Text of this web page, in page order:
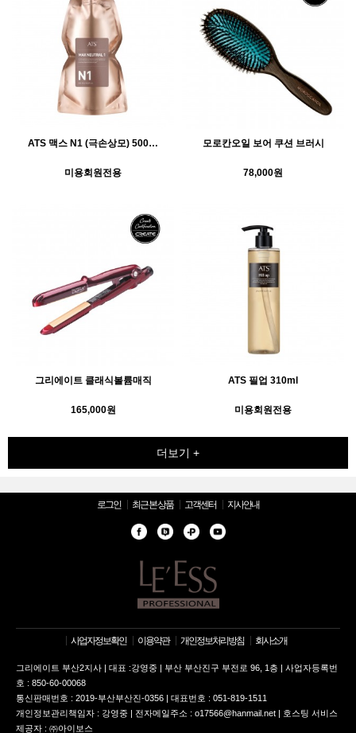
ATS 맥스 N1 (극손상모) 500…
미용회원전용
모로칸오일 보어 쿠션 브러시
78,000원
그리에이트 클래식볼륨매직
165,000원
ATS 필업 310ml
미용회원전용
더보기 +
로그인 최근 본 상품 고객센터 지사안내
사업자정보확인 이용약관 개인정보처리방침 회사소개
그리에이트 부산2지사 | 대표 :강영중 | 부산 부산진구 부전로 96, 1층 | 사업자등록번
호 : 850-60-00068
통신판매번호 : 2019-부산부산진-0356 | 대표번호 : 051-819-1511
개인정보관리책임자 : 강영중 | 전자메일주소 : o17566@hanmail.net | 호스팅 서비스
제공자 : ㈜아이보스